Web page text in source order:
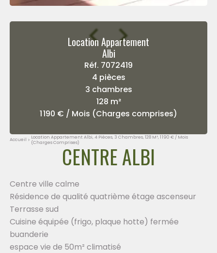
Location Appartement
Albi
Réf. 7072419
4 pièces
3 chambres
128 m²
1 190 € / Mois (Charges comprises)
Accueil
Location Appartement Albi, 4 Pièces, 3 Chambres, 128 M², 1 190 € / Mois
(Charges Comprises)CENTRE ALBI
Centre ville calme
Résidence de qualité quatrième étage ascenseur
Terrasse sud
Cuisine équipée (frigo, plaque hotte) fermée
buanderie
espace vie de 50m² climatisé